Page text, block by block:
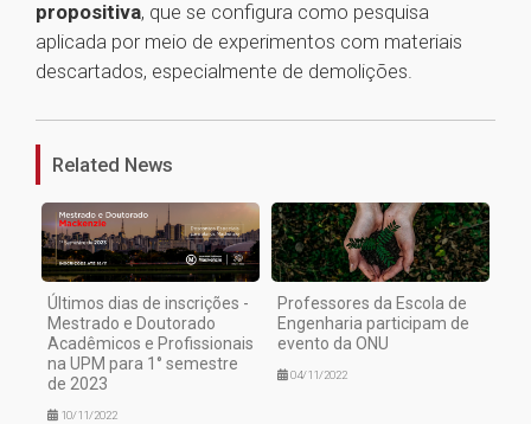
propositiva, que se configura como pesquisa
aplicada por meio de experimentos com materiais
descartados, especialmente de demolições.
1
Related News
Últimos dias de inscrições -
Mestrado e Doutorado
Acadêmicos e Profissionais
na UPM para 1° semestre
de 2023
10/11/2022
Professores da Escola de
Engenharia participam de
evento da ONU
04/11/2022